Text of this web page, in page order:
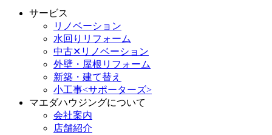
サービス
リノベーション
水回りリフォーム
中古✕リノベーション
外壁・屋根リフォーム
新築・建て替え
小工事<サポーターズ>
マエダハウジングについて
会社案内
店舗紹介